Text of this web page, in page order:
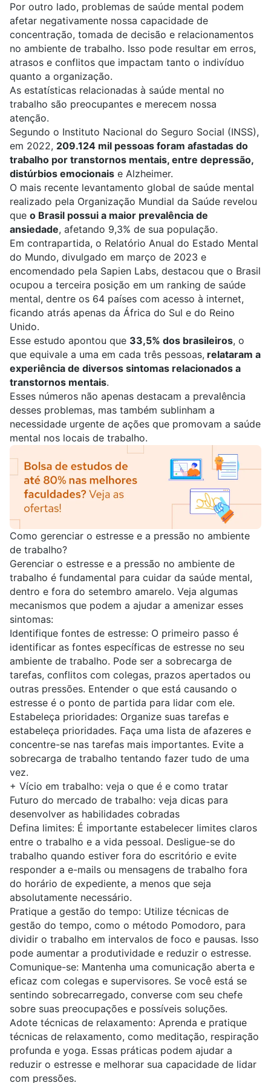
Por outro lado, problemas de saúde mental podem
afetar negativamente nossa capacidade de
concentração, tomada de decisão e relacionamentos
no ambiente de trabalho. Isso pode resultar em erros,
atrasos e conflitos que impactam tanto o indivíduo
quanto a organização.
As estatísticas relacionadas à saúde mental no
trabalho são preocupantes e merecem nossa
atenção.
Segundo o Instituto Nacional do Seguro Social (INSS),
em 2022, 209.124 mil pessoas foram afastadas do
trabalho por transtornos mentais, entre depressão,
distúrbios emocionais e Alzheimer.
O mais recente levantamento global de saúde mental
realizado pela Organização Mundial da Saúde revelou
que o Brasil possui a maior prevalência de
ansiedade, afetando 9,3% de sua população.
Em contrapartida, o Relatório Anual do Estado Mental
do Mundo, divulgado em março de 2023 e
encomendado pela Sapien Labs, destacou que o Brasil
ocupou a terceira posição em um ranking de saúde
mental, dentre os 64 países com acesso à internet,
ficando atrás apenas da África do Sul e do Reino
Unido.
Esse estudo apontou que 33,5% dos brasileiros, o
que equivale a uma em cada três pessoas, relataram a
experiência de diversos sintomas relacionados a
transtornos mentais.
Esses números não apenas destacam a prevalência
desses problemas, mas também sublinham a
necessidade urgente de ações que promovam a saúde
mental nos locais de trabalho.
Como gerenciar o estresse e a pressão no ambiente
de trabalho?
Gerenciar o estresse e a pressão no ambiente de
trabalho é fundamental para cuidar da saúde mental,
dentro e fora do setembro amarelo. Veja algumas
mecanismos que podem a ajudar a amenizar esses
sintomas:
Identifique fontes de estresse: O primeiro passo é
identificar as fontes específicas de estresse no seu
ambiente de trabalho. Pode ser a sobrecarga de
tarefas, conflitos com colegas, prazos apertados ou
outras pressões. Entender o que está causando o
estresse é o ponto de partida para lidar com ele.
Estabeleça prioridades: Organize suas tarefas e
estabeleça prioridades. Faça uma lista de afazeres e
concentre-se nas tarefas mais importantes. Evite a
sobrecarga de trabalho tentando fazer tudo de uma
vez.
+ Vício em trabalho: veja o que é e como tratar
Futuro do mercado de trabalho: veja dicas para
desenvolver as habilidades cobradas
Defina limites: É importante estabelecer limites claros
entre o trabalho e a vida pessoal. Desligue-se do
trabalho quando estiver fora do escritório e evite
responder a e-mails ou mensagens de trabalho fora
do horário de expediente, a menos que seja
absolutamente necessário.
Pratique a gestão do tempo: Utilize técnicas de
gestão do tempo, como o método Pomodoro, para
dividir o trabalho em intervalos de foco e pausas. Isso
pode aumentar a produtividade e reduzir o estresse.
Comunique-se: Mantenha uma comunicação aberta e
eficaz com colegas e supervisores. Se você está se
sentindo sobrecarregado, converse com seu chefe
sobre suas preocupações e possíveis soluções.
Adote técnicas de relaxamento: Aprenda e pratique
técnicas de relaxamento, como meditação, respiração
profunda e yoga. Essas práticas podem ajudar a
reduzir o estresse e melhorar sua capacidade de lidar
com pressões.